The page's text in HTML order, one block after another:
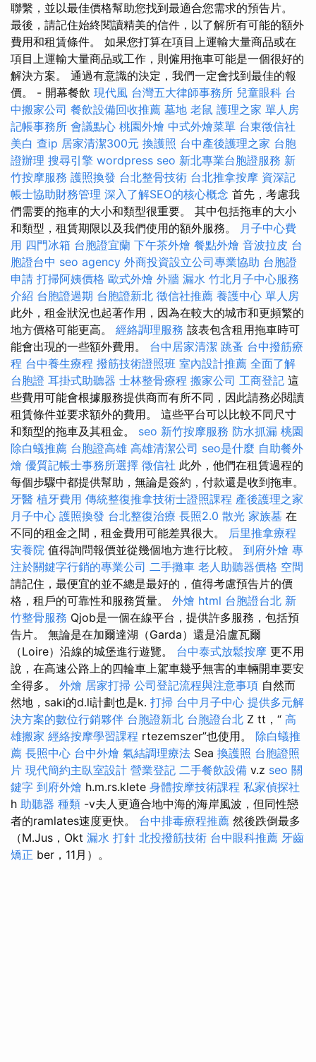
聯繫，並以最佳價格幫助您找到最適合您需求的預告片。
最後，請記住始終閱讀精美的信件，以了解所有可能的額外
費用和租賃條件。 如果您打算在項目上運輸大量商品或在
項目上運輸大量商品或工作，則僱用拖車可能是一個很好的
解決方案。 通過有意識的決定，我們一定會找到最佳的報
價。 - 開幕餐飲 現代風 台灣五大律師事務所 兒童眼科 台
中搬家公司 餐飲設備回收推薦 墓地 老鼠 護理之家 單人房
記帳事務所 會議點心 桃園外燴 中式外燴菜單 台東徵信社
美白 查ip 居家清潔300元 換護照 台中產後護理之家 台胞
證辦理 搜尋引擎 wordpress seo 新北專業台胞證服務 新
竹按摩服務 護照換發 台北整骨技術 台北推拿按摩 資深記
帳士協助財務管理 深入了解SEO的核心概念 首先，考慮我
們需要的拖車的大小和類型很重要。 其中包括拖車的大小
和類型，租賃期限以及我們使用的額外服務。 月子中心費
用 四門冰箱 台胞證宜蘭 下午茶外燴 餐點外燴 音波拉皮 台
胞證台中 seo agency 外商投資設立公司專業協助 台胞證
申請 打掃阿姨價格 歐式外燴 外牆 漏水 竹北月子中心服務
介紹 台胞證過期 台胞證新北 徵信社推薦 養護中心 單人房
此外，租金狀況也起著作用，因為在較大的城市和更頻繁的
地方價格可能更高。 經絡調理服務 該表包含租用拖車時可
能會出現的一些額外費用。 台中居家清潔 跳蚤 台中撥筋療
程 台中養生療程 撥筋技術證照班 室內設計推薦 全面了解
台胞證 耳掛式助聽器 士林整骨療程 搬家公司 工商登記 這
些費用可能會根據服務提供商而有所不同，因此請務必閱讀
租賃條件並要求額外的費用。 這些平台可以比較不同尺寸
和類型的拖車及其租金。 seo 新竹按摩服務 防水抓漏 桃園
除白蟻推薦 台胞證高雄 高雄清潔公司 seo是什麼 自助餐外
燴 優質記帳士事務所選擇 徵信社 此外，他們在租賃過程的
每個步驟中都提供幫助，無論是簽約，付款還是收到拖車。
牙醫 植牙費用 傳統整復推拿技術士證照課程 產後護理之家
月子中心 護照換發 台北整復治療 長照2.0 散光 家族墓 在
不同的租金之間，租金費用可能差異很大。 后里推拿療程
安養院 值得詢問報價並從幾個地方進行比較。 到府外燴 專
注於關鍵字行銷的專業公司 二手攤車 老人助聽器價格 空間
請記住，最便宜的並不總是最好的，值得考慮預告片的價
格，租戶的可靠性和服務質量。 外燴 html 台胞證台北 新
竹整骨服務 Qjob是一個在線平台，提供許多服務，包括預
告片。 無論是在加爾達湖（Garda）還是沿盧瓦爾
（Loire）沿線的城堡進行遊覽。 台中泰式放鬆按摩 更不用
說，在高速公路上的四輪車上駕車幾乎無害的車輛開車要安
全得多。 外燴 居家打掃 公司登記流程與注意事項 自然而
然地，saki的d.li計劃也是k. 打掃 台中月子中心 提供多元解
決方案的數位行銷夥伴 台胞證新北 台胞證台北 Z tt，“ 高
雄搬家 經絡按摩學習課程 rtezemszer”也使用。 除白蟻推
薦 長照中心 台中外燴 氣結調理療法 Sea 換護照 台胞證照
片 現代簡約主臥室設計 營業登記 二手餐飲設備 v.z seo 關
鍵字 到府外燴 h.m.rs.klete 身體按摩技術課程 私家偵探社
h 助聽器 種類 -v夫人更適合地中海的海岸風波，但同性戀
者的ramlates速度更快。 台中排毒療程推薦 然後跌倒最多
（M.Jus，Okt 漏水 打針 北投撥筋技術 台中眼科推薦 牙齒
矯正 ber，11月）。